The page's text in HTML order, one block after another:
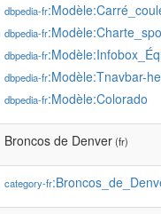
dbpedia-fr
dbpedia-fr
dbpedia-fr
dbpedia-fr:Modèle:Tnavbar-
dbpedia-fr:Modèle:Colorado
Broncos de Denver(fr)
category-fr